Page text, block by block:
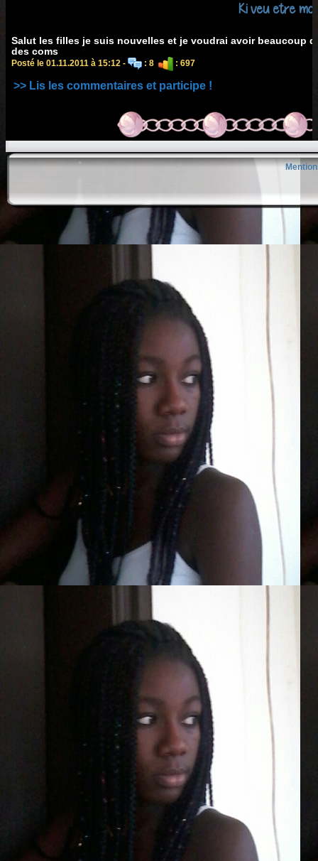
Ki veu etre
Salut les filles je suis nouvelles et je voudrai avoir beaucoup
des coms
Posté le 01.11.2011 à 15:12 - : 8 : 697
>> Lis les commentaires et participe !